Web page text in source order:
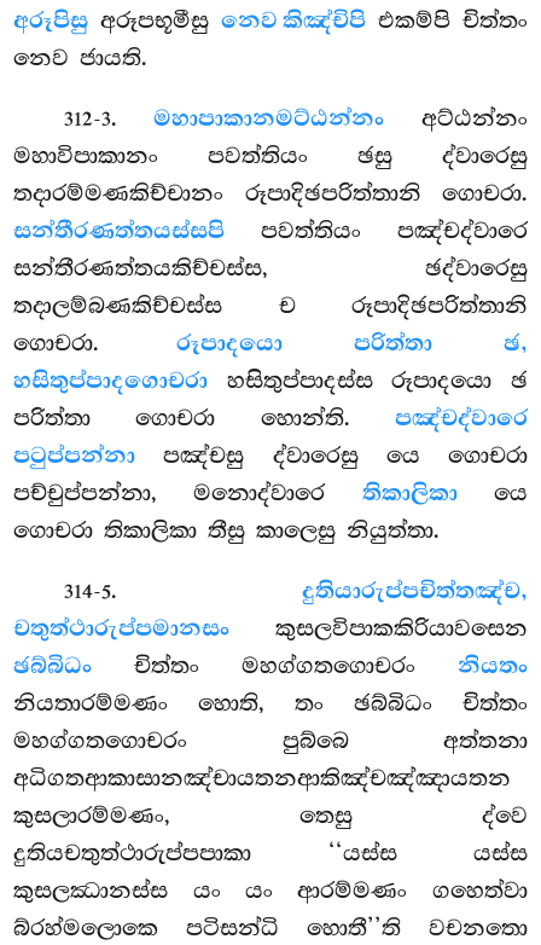
අරූපිසු අරූපභූමීසු නෙව කිඤ්චිපි එකම්පි චිත්තං
නෙව ජායති.
312-3.මහාපාකානමට්ඨන්නං අට්ඨන්නං
මහාවිපාකානං පවත්තියං ඡසු ද්වාරෙසු
තදාරම්මණකිච්චානං රූපාදිඡපරිත්තානි ගොචරා.
සන්තීරණත්තයස්සපි පවත්තියං පඤ්චද්වාරෙ
සන්තීරණත්තයකිච්චස්ස, ඡද්වාරෙසු
තදාලම්බණකිච්චස්ස ච රූපාදිඡපරිත්තානි
ගොචරා.රූපාදයො පරිත්තා ඡ,
හසිතුප්පාදගොචරා හසිතුප්පාදස්ස රූපාදයො ඡ
පරිත්තා ගොචරා හොන්ති. පඤ්චද්වාරෙ
පටුප්පන්නා පඤ්චසු ද්වාරෙසු යෙ ගොචරා
පච්චුප්පන්නා, මනොද්වාරෙ තිකාලිකායෙ
ගොචරා තිකාලිකා තීසු කාලෙසු නියුත්තා.
314-5. දුතියාරුප්පචිත්තඤ්ච,
චතුත්ථාරුප්පමානසං කුසලවිපාකකිරියාවසෙන
ඡබ්බිධං චිත්තං මහග්ගතගොචරං නියතං
නියතාරම්මණං හොති, තං ඡබ්බිධං චිත්තං
මහග්ගතගොචරං පුබ්බෙ අත්තනා
අධිගතආකාසානඤ්චායතනආකිඤ්චඤ්ඤායතන
කුසලාරම්මණං, තෙසු ද්වෙ
දුතියචතුත්ථාරුප්පපාකා ‘‘යස්ස යස්ස
කුසලඣානස්ස යං යං ආරම්මණං ගහෙත්වා
බ්රහ්මලොකෙ පටිසන්ධි හොතී’’ති වචනතො